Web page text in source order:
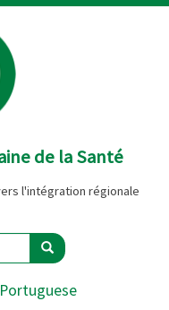
de la Santé
l'intégration régionale
Rechercher
Portuguese